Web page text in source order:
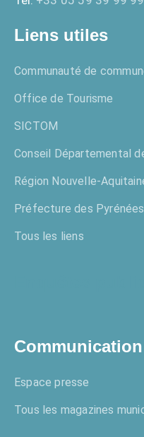
Liens utiles
Communauté de
Office de Tourisme
SICTOM
Conseil Départemental
Région Nouvelle-
Préfecture des
Tous les liens
Communication
Espace presse
Tous les magazines